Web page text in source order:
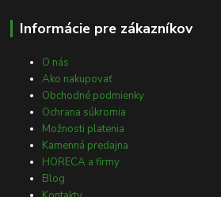
Informácie pre zákazníkov
O nás
Ako nakupovať
Obchodné podmienky
Ochrana súkromia
Možnosti platenia
Kamenná predajna
HORECA a firmy
Blog